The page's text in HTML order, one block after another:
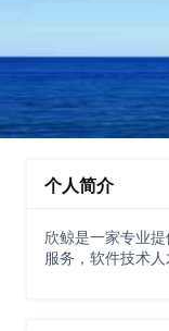
个人简介
欣鲸是一家专业
服务，软件技术人